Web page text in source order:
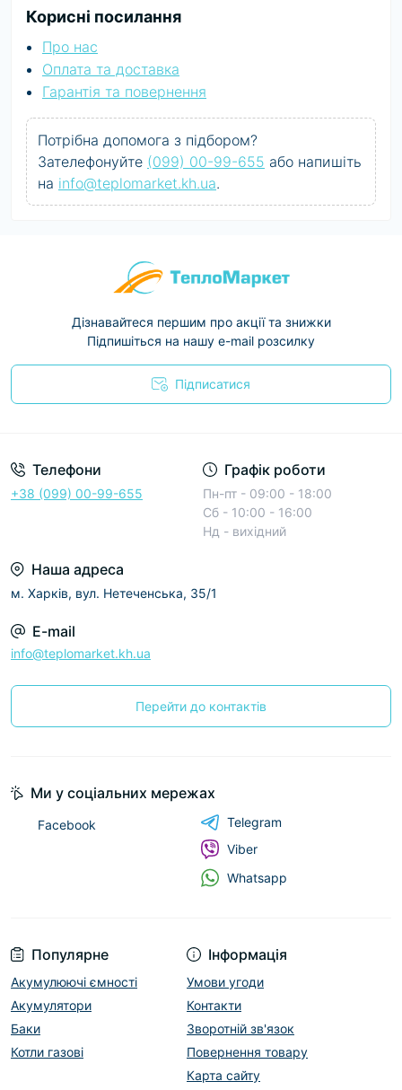
Корисні посилання
Про нас
Оплата та доставка
Гарантія та повернення
Потрібна допомога з підбором?
Зателефонуйте (099) 00-99-655 або напишіть
на info@teplomarket.kh.ua.
Дізнавайтеся першим про акції та знижки
Підпишіться на нашу e-mail розсилку
Підписатися
Телефони
+38 (099) 00-99-655
Графік роботи
Пн-пт - 09:00 - 18:00
Сб - 10:00 - 16:00
Нд - вихідний
Наша адреса
м. Харків, вул. Нетеченська, 35/1
E-mail
info@teplomarket.kh.ua
Перейти до контактів
Популярне
Акумулюючі ємності
Акумулятори
Баки
Котли газові
Інформація
Умови угоди
Контакти
Зворотній зв'язок
Повернення товару
Карта сайту
Ми у соціальних мережах
Facebook
Telegram
Viber
Whatsapp